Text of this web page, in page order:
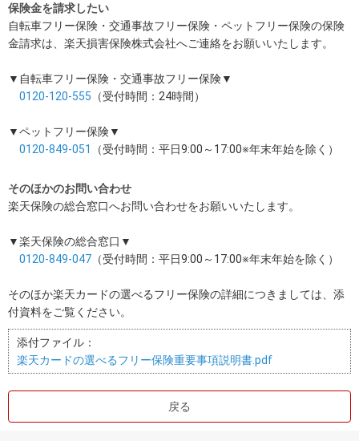
保険金を請求したい
自転車フリー保険・交通事故フリー保険・ペットフリー保険の保険
金請求は、楽天損害保険株式会社へご連絡をお願いいたします。
▼自転車フリー保険・交通事故フリー保険▼
0120-120-555 （受付時間：24時間）
▼ペットフリー保険▼
0120-849-051
（受付時間：平日9:00～17:00※年末年始を除く）
そのほかのお問い合わせ
楽天保険の総合窓口へお問い合わせをお願いいたします。
▼楽天保険の総合窓口▼
0120‐849‐047 （受付時間：平日9:00～17:00※年末年始を除く）
そのほか楽天カードの選べるフリー保険の詳細につきましては、添
付資料をご覧ください。
添付ファイル：
楽天カードの選べるフリー保険重要事項説明書.pdf
戻る